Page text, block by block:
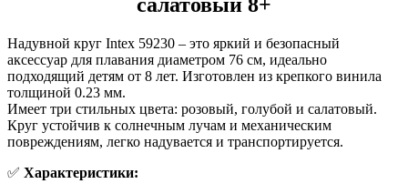
Надувной круг Intex 59230 – это яркий и безопасный
аксессуар для плавания диаметром 76 см, идеально
подходящий детям от 8 лет. Изготовлен из крепкого винила
толщиной 0.23 мм.
Имеет три стильных цвета: розовый, голубой и салатовый.
Круг устойчив к солнечным лучам и механическим
повреждениям, легко надувается и транспортируется.
✅ Характеристики: